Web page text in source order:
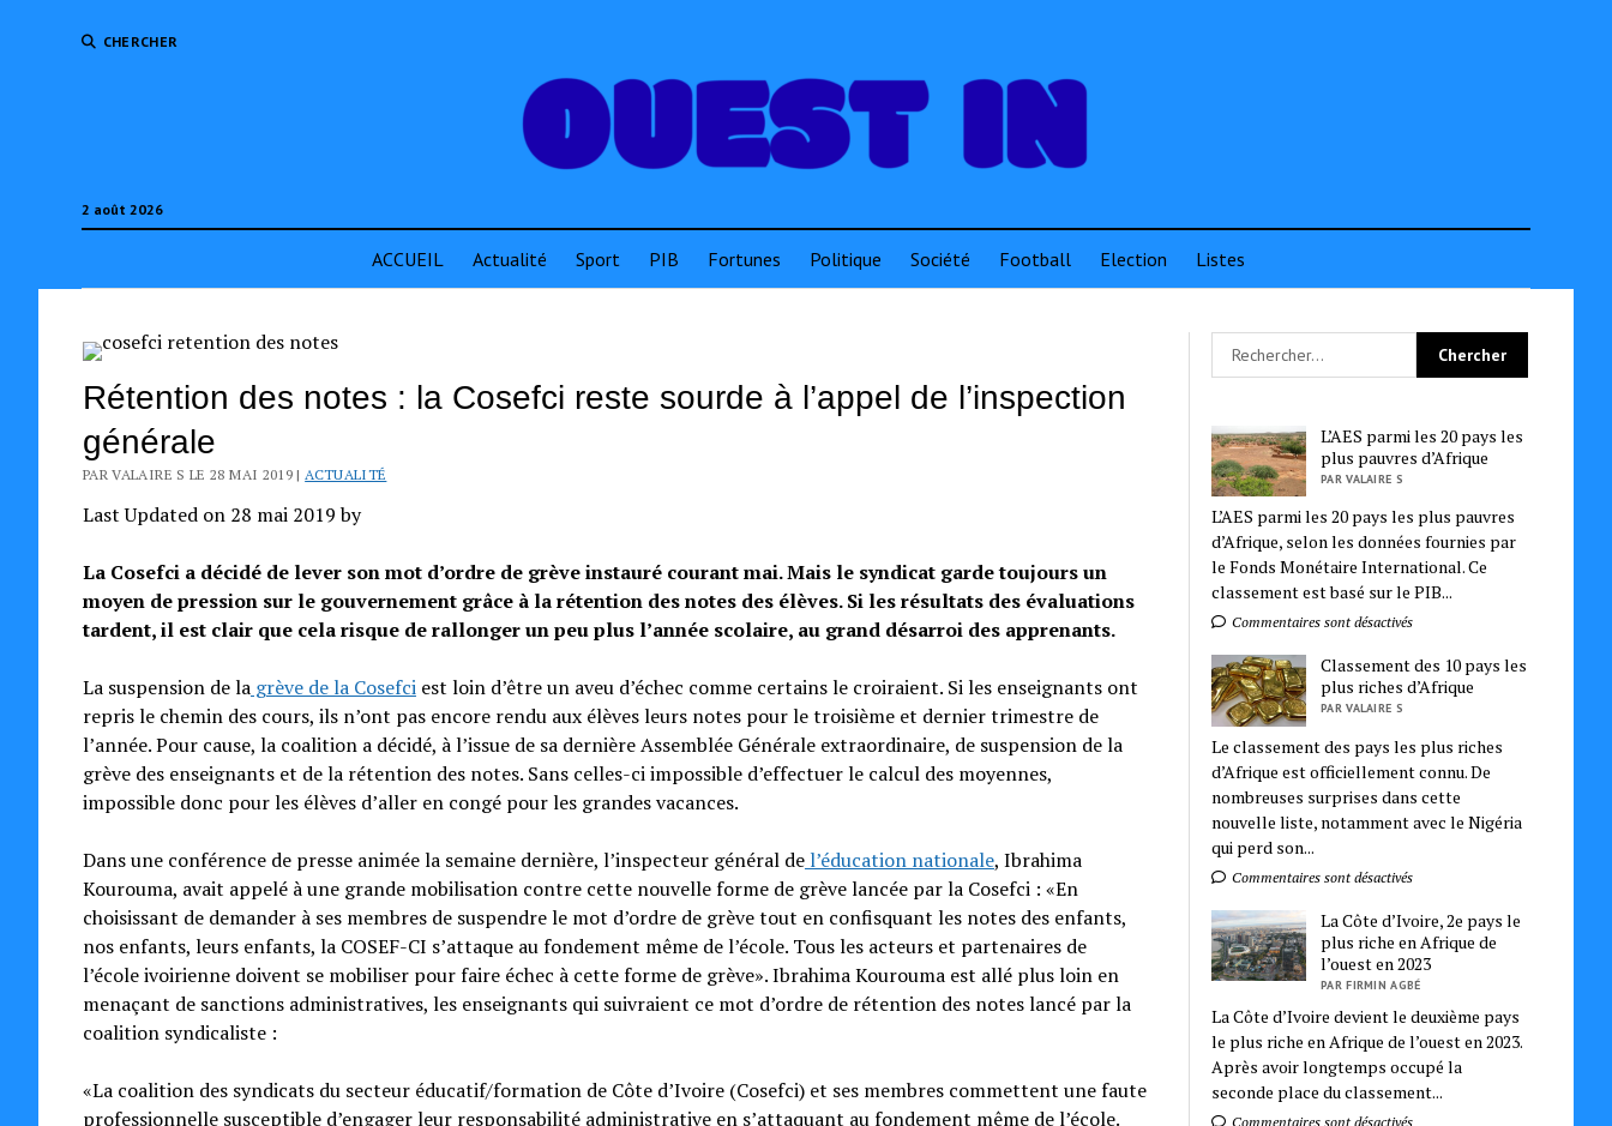
CHERCHER
2 août 2026
ACCUEIL Actualité Sport PIB Fortunes Politique Société Football Election Listes
Rétention des notes : la Cosefci reste sourde à l’appel de l’inspection
générale
PAR VALAIRE S LE 28 MAI 2019 |ACTUALITÉ
Last Updated on 28 mai 2019 by
La Cosefci a décidé de lever son mot d’ordre de grève instauré courant mai. Mais le syndicat garde toujours un
moyen de pression sur le gouvernement grâce à la rétention des notes des élèves. Si les résultats des évaluations
tardent, il est clair que cela risque de rallonger un peu plus l’année scolaire, au grand désarroi des apprenants.
La suspension de lagrève de la Cosefciest loin d’être un aveu d’échec comme certains le croiraient. Si les enseignants ont
repris le chemin des cours, ils n’ont pas encore rendu aux élèves leurs notes pour le troisième et dernier trimestre de
l’année. Pour cause, la coalition a décidé, à l’issue de sa dernière Assemblée Générale extraordinaire, de suspension de la
grève des enseignants et de la rétention des notes. Sans celles-ci impossible d’effectuer le calcul des moyennes,
impossible donc pour les élèves d’aller en congé pour les grandes vacances.
Dans une conférence de presse animée la semaine dernière, l’inspecteur général del’éducation nationale, Ibrahima
Kourouma, avait appelé à une grande mobilisation contre cette nouvelle forme de grève lancée par la Cosefci : «En
choisissant de demander à ses membres de suspendre le mot d’ordre de grève tout en confisquant les notes des enfants,
nos enfants, leurs enfants, la COSEF-CI s’attaque au fondement même de l’école. Tous les acteurs et partenaires de
l’école ivoirienne doivent se mobiliser pour faire échec à cette forme de grève». Ibrahima Kourouma est allé plus loin en
menaçant de sanctions administratives, les enseignants qui suivraient ce mot d’ordre de rétention des notes lancé par la
coalition syndicaliste :
«La coalition des syndicats du secteur éducatif/formation de Côte d’Ivoire (Cosefci) et ses membres commettent une faute
professionnelle susceptible d’engager leur responsabilité administrative en s’attaquant au fondement même de l’école.
L’AES parmi les 20 pays les
plus pauvres d’Afrique
PAR VALAIRE S
L’AES parmi les 20 pays les plus pauvres
d’Afrique, selon les données fournies par
le Fonds Monétaire International. Ce
classement est basé sur le PIB...
Commentaires sont désactivés
Classement des 10 pays les
plus riches d’Afrique
PAR VALAIRE S
Le classement des pays les plus riches
d’Afrique est officiellement connu. De
nombreuses surprises dans cette
nouvelle liste, notamment avec le Nigéria
qui perd son...
Commentaires sont désactivés
La Côte d’Ivoire, 2e pays le
plus riche en Afrique de
l’ouest en 2023
PAR FIRMIN AGBÉ
La Côte d’Ivoire devient le deuxième pays
le plus riche en Afrique de l’ouest en 2023.
Après avoir longtemps occupé la
seconde place du classement...
Commentaires sont désactivés